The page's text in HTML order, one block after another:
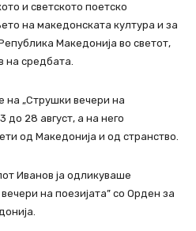
и светското поетско
на македонската култура и за
Македонија во светот,
на средбата.
на „Струшки вечери на
до 28 август, а на него
од Македонија и од странство.
Иванов ја одликуваше
на поезијата” со Орден за